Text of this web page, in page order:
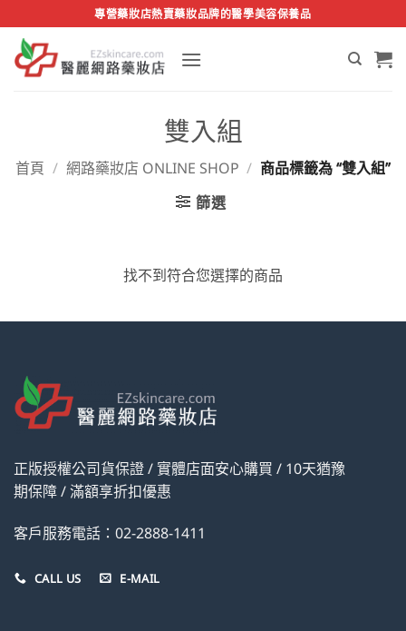
to
content
專營藥妝店熱賣藥妝品牌的醫學美容保養品
雙入組
首頁 / 網路藥妝店 ONLINE SHOP / 商品標籤為 “雙入組”
篩選
找不到符合您選擇的商品
正版授權公司貨保證 / 實體店面安心購買 / 10天猶豫
期保障 / 滿額享折扣優惠
客戶服務電話：02-2888-1411
CALL US E-MAIL